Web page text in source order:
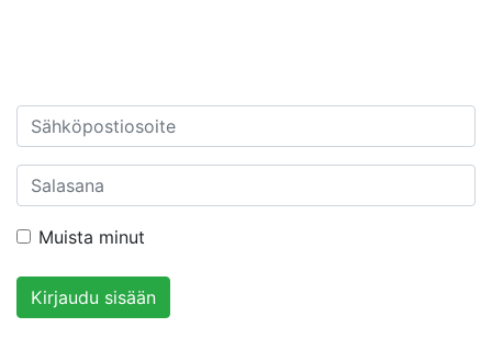
Muista minut
Kirjaudu sisään